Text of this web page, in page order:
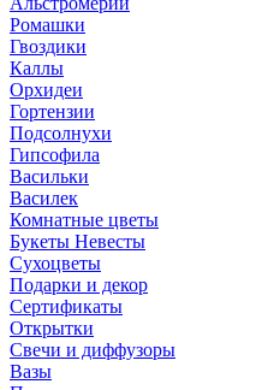
Ромашки
Гвоздики
Каллы
Орхидеи
Гортензии
Подсолнухи
Гипсофила
Васильки
Василек
Комнатные цветы
Букеты Невесты
Сухоцветы
Подарки и декор
Сертификаты
Открытки
Свечи и диффузоры
Вазы